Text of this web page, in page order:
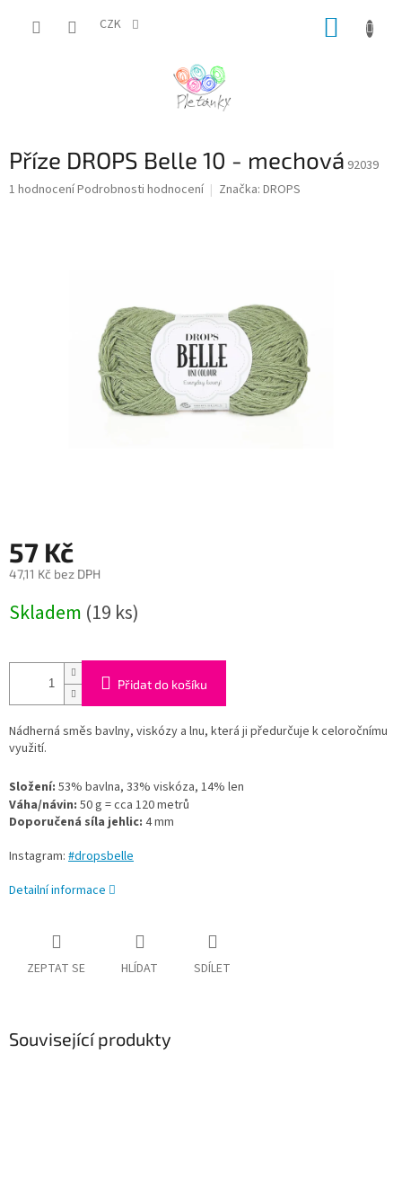
CZK
Příze DROPS Belle 10 - mechová 92039
Průměrné
1 hodnoceníPodrobnosti hodnocení Značka: DROPS
57 Kč
47,11 Kč bez DPH
cena:
Skladem (19 ks)
Přidat do košíku
Nádherná směs bavlny, viskózy a lnu, která ji předurčuje k celoročnímu
využití.
Složení: 53% bavlna, 33% viskóza, 14% len
Váha/návin: 50 g = cca 120 metrů
Doporučená síla jehlic: 4 mm
Instagram: #dropsbelle
Detailní informace
ZEPTAT SE HLÍDAT SDÍLET
Související produkty